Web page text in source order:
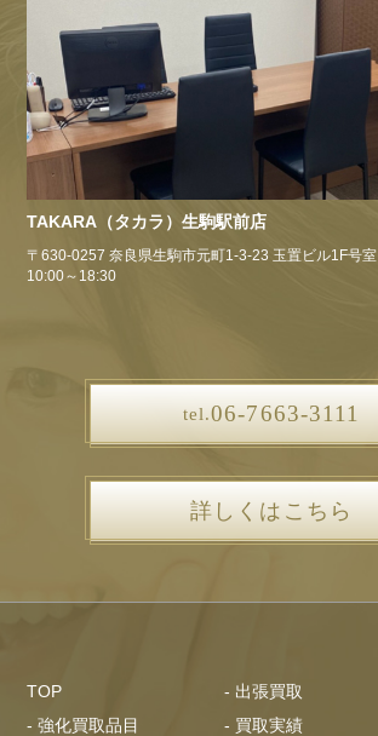
TAKARA（タカラ）生駒駅前店
〒630-0257 奈良県生駒市元町1-3-23 玉置ビル1F号室
10:00～18:30
tel.06-7663-3111
詳しくはこちら
TOP
- 強化買取品目
- 出張買取
- 買取実績